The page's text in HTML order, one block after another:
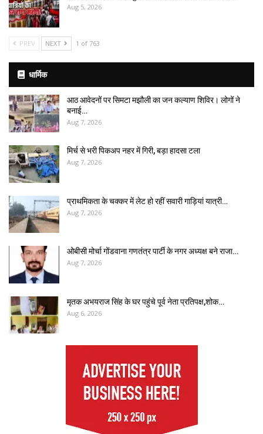
Aug 5, 2026
PREV NEXT 1 of 763
धार्मिक
आठ आवेदनों पर सिमटा मझौली का जन कल्याण शिविर। लोगों ने
बनाई…
Aug 7, 2026
मिर्च से भरी पिकअप नहर में गिरी, बड़ा हादसा टला
Aug 7, 2026
प्राथमिकता के चक्कर में लेट हो रहीं सवारी गाड़ियां यात्री…
Aug 7, 2026
ओबीसी मोर्चा गोंडवाना गणतंत्र पार्टी के नगर अध्यक्ष बने राजा…
Aug 7, 2026
मृतक अभयराज सिंह के घर पहुंचे पूर्व नेता प्रतिपक्ष,शोक…
Aug 6, 2026